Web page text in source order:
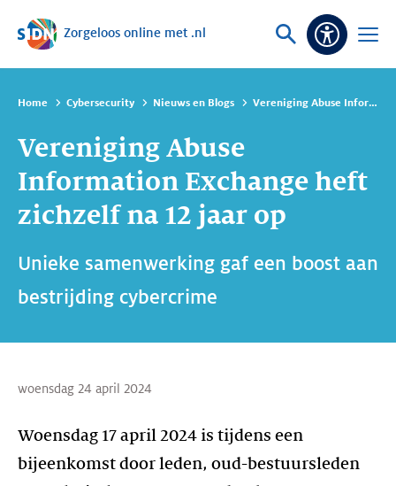
Sla navigatie over
Zorgeloos online met .nl
Vraag
Open
Home Cybersecurity Nieuws en Blogs Vereniging Abuse Information Exchange heft zichzelf na 12 jaar op
Vereniging Abuse
Information Exchange heft
zichzelf na 12 jaar op
Unieke samenwerking gaf een boost aan
bestrijding cybercrime
woensdag 24 april 2024
Woensdag 17 april 2024 is tijdens een
bijeenkomst door leden, oud-bestuursleden